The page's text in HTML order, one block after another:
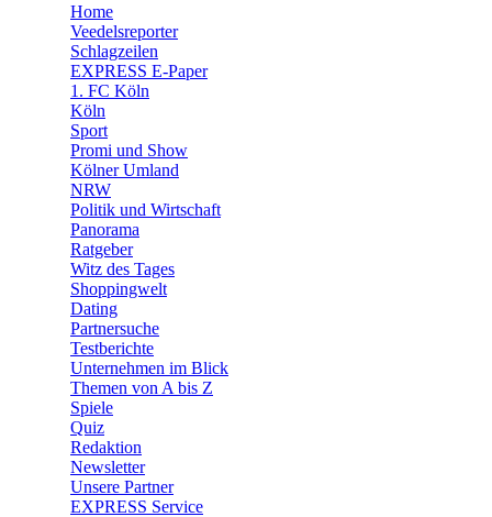
🛒 Shoppingwelt
Home
Veedelsreporter
Schlagzeilen
EXPRESS E-Paper
1. FC Köln
Köln
Sport
Promi und Show
Kölner Umland
NRW
Politik und Wirtschaft
Panorama
Ratgeber
Witz des Tages
Shoppingwelt
Dating
Partnersuche
Testberichte
Unternehmen im Blick
Themen von A bis Z
Spiele
Quiz
Redaktion
Newsletter
Unsere Partner
EXPRESS Service